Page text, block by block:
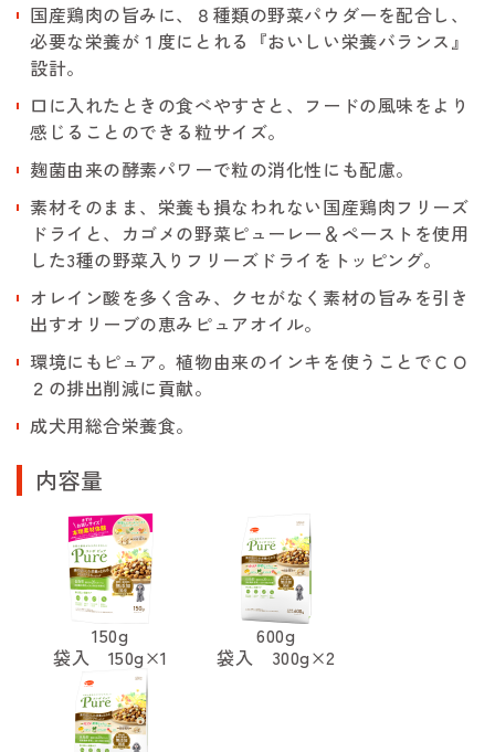
国産鶏肉の旨みに、８種類の野菜パウダーを配合し、
必要な栄養が１度にとれる『おいしい栄養バランス』
設計。
口に入れたときの食べやすさと、フードの風味をより
感じることのできる粒サイズ。
麹菌由来の酵素パワーで粒の消化性にも配慮。
素材そのまま、栄養も損なわれない国産鶏肉フリーズ
ドライと、カゴメの野菜ピューレー＆ペーストを使用
した3種の野菜入りフリーズドライをトッピング。
オレイン酸を多く含み、クセがなく素材の旨みを引き
出すオリーブの恵みピュアオイル。
環境にもピュア。植物由来のインキを使うことでＣＯ
２の排出削減に貢献。
成犬用総合栄養食。
内容量
150g
袋入 150g×1
600g
袋入 300g×2